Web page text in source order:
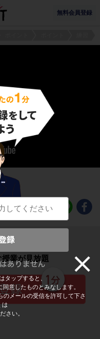
無料会員登録
タップすると、
同意したものとみなします。
のメールの受信を許可して下さ
は
さい。
学び直しまで
業が見放題